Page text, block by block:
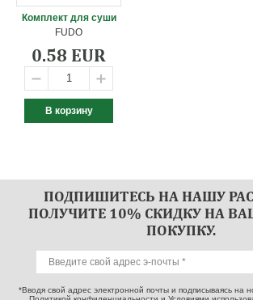
Комплект для суши
FUDO
0.58 EUR
ПОДПИШИТЕСЬ НА НАШУ
ПОЛУЧИТЕ 10% СКИДКУ НА
ПОКУПКУ.
*Вводя свой адрес электронной почты и подписываясь на